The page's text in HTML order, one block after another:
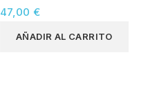
| Fuerte - Verde / Ultra
47,00 €
AÑADIR AL CARRITO